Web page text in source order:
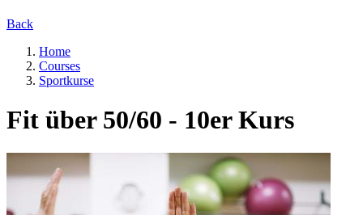
Back
Home
Courses
Sportkurse
Fit über 50/60 - 10er Kurs